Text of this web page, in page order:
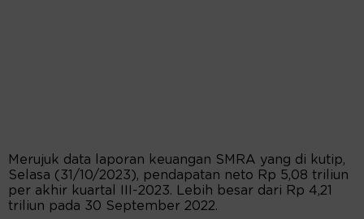
Merujuk data laporan keuangan SMRA yang di kutip,
Selasa (31/10/2023), pendapatan neto Rp 5,08 triliun
per akhir kuartal III-2023. Lebih besar dari Rp 4,21
triliun pada 30 September 2022.